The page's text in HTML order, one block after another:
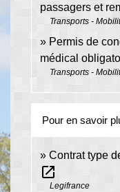
passagers et
Transports -
Permis de
médical
Transports -
Pour en savoir
Contrat type
open_in_new
Legifrance